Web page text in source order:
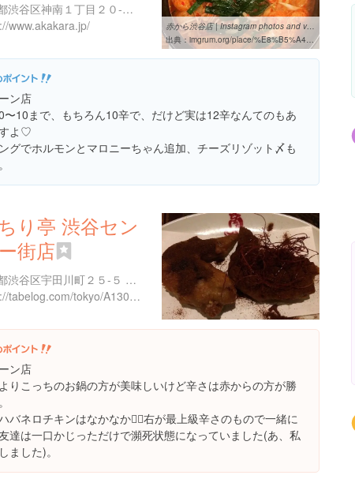
東京都渋谷区神南１丁目２０-１６ 高山ランドビル B1F
www.akakara.jp/
赤から渋谷店 | Instagram photos and videos
出典：imgrum.org/place/%E8%B5%A4%E3%81%8B%E3%82%89%E6%B8%8B%E8%B0%B7%E5%BA%97/1874952579446806
ン店
〜10まで、もちろん10辛で、だけど実は12辛なんてのもあ
よ♡
グでホルモンとマロニーちゃん追加、チーズリゾット〆も
り亭 渋谷セン
街店
東京都渋谷区宇田川町２５-５ センタービル B1F
https://tabelog.com/tokyo/A1303/A130301/13028900/
ン店
りこっちのお鍋の方が美味しいけど辛さは赤からの方が勝
バネロチキンはなかなか👍🏼右が最上級辛さのもので一緒に
達は一口かじっただけで瀕死状態になっていました(あ、私
ました)。